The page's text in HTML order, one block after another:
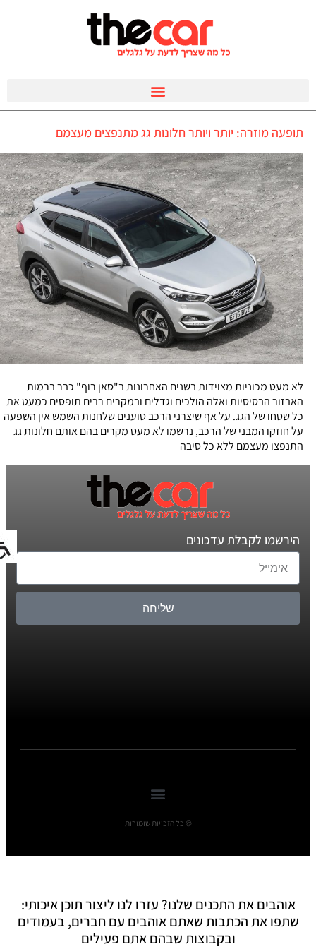
תופעה מוזרה: יותר ויותר חלונות גג מתנפצים מעצמם
לא מעט מכוניות מצוידות בשנים האחרונות ב"סאן רוף" כבר ברמות
האבזור הבסיסיות ואלה הולכים וגדלים ובמקרים רבים תופסים כמעט את
כל שטחו של הגג. על אף שיצרני הרכב טוענים שלחנות השמש אין השפעה
על חוזקו המבני של הרכב, נרשמו לא מעט מקרים בהם אותם חלונות גג
התנפצו מעצמם ללא כל סיבה
הירשמו לקבלת עדכונים
שליחה
© כל הזכויות שומורות
אוהבים את התכנים שלנו? עזרו לנו ליצור תוכן איכותי:
שתפו את הכתבות שאתם אוהבים עם חברים, בעמודים
ובקבוצות שבהם אתם פעילים